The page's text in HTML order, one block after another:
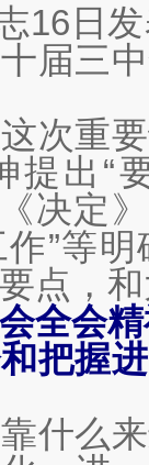
日发
届三
次重
提出“
决定
”等
点，
全会
把握
什么